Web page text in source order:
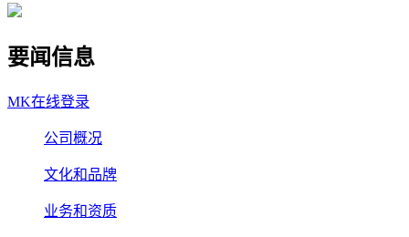
要闻信息
MK在线登录
公司概况
文化和品牌
业务和资质